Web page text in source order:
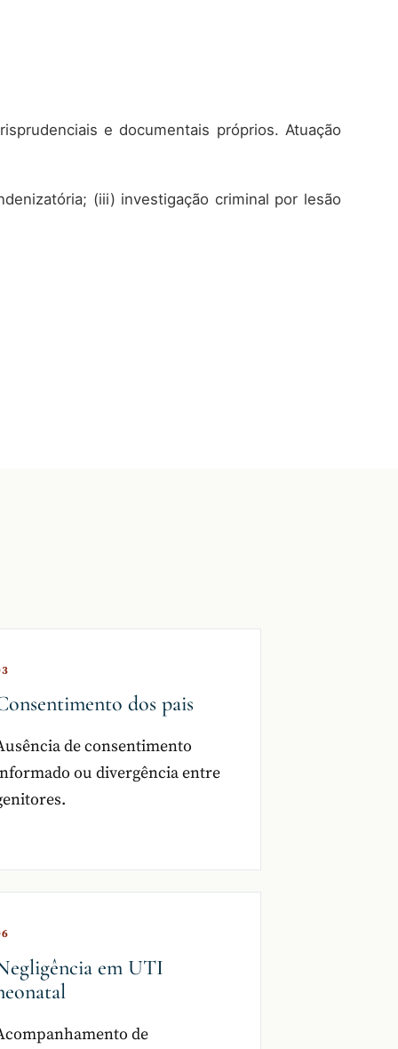
e documentais próprios. Atuação
(iii) investigação criminal por lesão
dos pais
de consentimento
ou divergência entre
em UTI
de